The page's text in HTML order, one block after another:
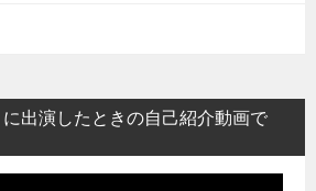
出演したときの自己紹介動画で